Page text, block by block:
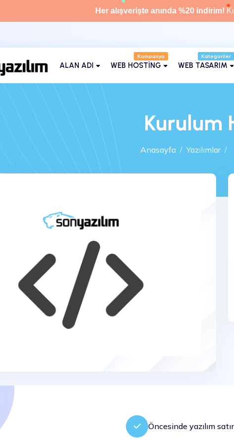
Her alışverişte anında %20 indirim!
ALAN ADI
Kampanya
WEB HOSTİNG
Kategoriler
WEB TASARIM
Kurulum
Anasayfa Yazılımlar
Öncesinde yazılım